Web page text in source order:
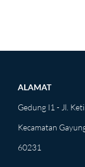
ALAMAT
Gedung I1 - Jl.
Kecamatan
60231